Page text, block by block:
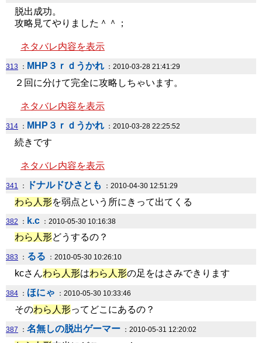
脱出成功。
攻略見てやりました＾＾；
ネタバレ内容を表示
313 ： MHP３ｒｄうかれ ：2010-03-28 21:41:29
２回に分けて完全に攻略しちゃいます。
ネタバレ内容を表示
314 ： MHP３ｒｄうかれ ：2010-03-28 22:25:52
続きです
ネタバレ内容を表示
341 ： ドナルドひさとも ：2010-04-30 12:51:29
わら人形を弱点という所にきって出てくる
382 ： k.c ：2010-05-30 10:16:38
わら人形どうするの？
383 ： るる ：2010-05-30 10:26:10
kcさんわら人形はわら人形の足をはさみできります
384 ： ほにゃ ：2010-05-30 10:33:46
そのわら人形ってどこにあるの？
387 ： 名無しの脱出ゲーマー ：2010-05-31 12:20:02